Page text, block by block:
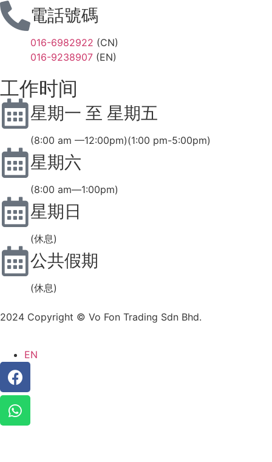
電話號碼
016-6982922 (CN)
016-9238907 (EN)
工作时间
星期一 至 星期五
(8:00 am —12:00pm)(1:00 pm-5:00pm)
星期六
(8:00 am—1:00pm)
星期日
(休息)
公共假期
(休息)
2024 Copyright © Vo Fon Trading Sdn Bhd.
EN